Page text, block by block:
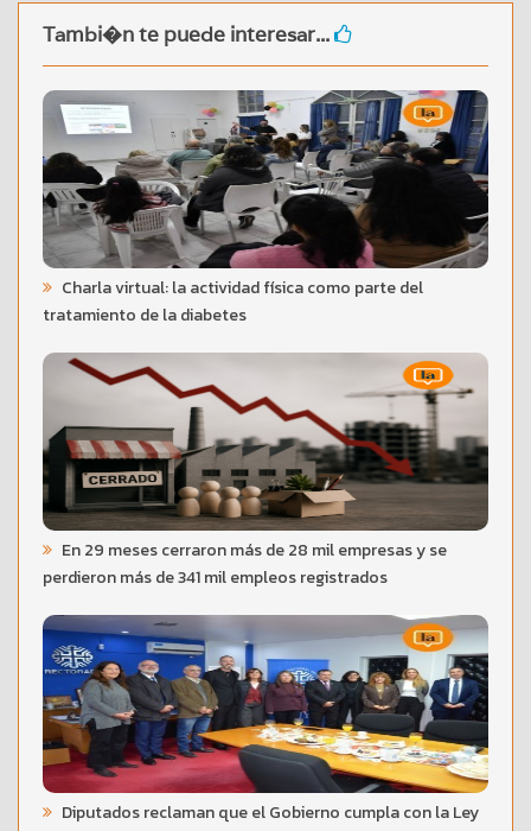
Tambi�n te puede interesar...
Charla virtual: la actividad física como parte del
tratamiento de la diabetes
En 29 meses cerraron más de 28 mil empresas y se
perdieron más de 341 mil empleos registrados
Diputados reclaman que el Gobierno cumpla con la Ley